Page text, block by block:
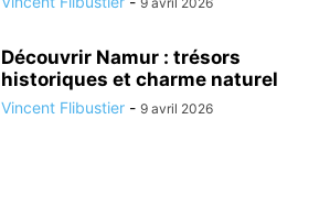
Découvrir Namur : trésors
historiques et charme naturel
Vincent Flibustier - 9 avril 2026